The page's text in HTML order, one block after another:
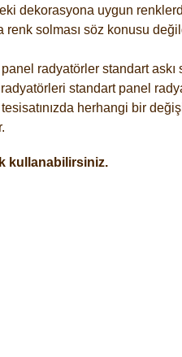
dekorasyona uygun
renk solması söz konusu
radyatörler standart
standart panel
herhangi bir
kullanabilirsiniz.